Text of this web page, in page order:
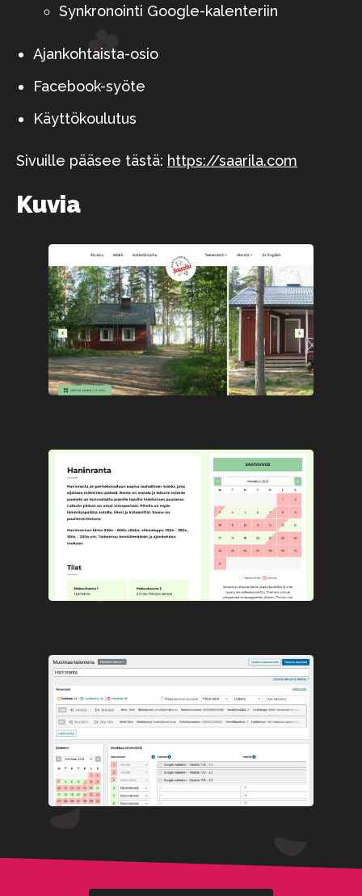
Synkronointi Google-kalenteriin
Ajankohtaista-osio
Facebook-syöte
Käyttökoulutus
Sivuille pääsee tästä: https://saarila.com
Kuvia